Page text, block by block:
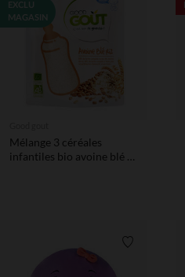
EXCLU
MAGASIN
Mélange 3 céréales
infantiles bio avoine blé et